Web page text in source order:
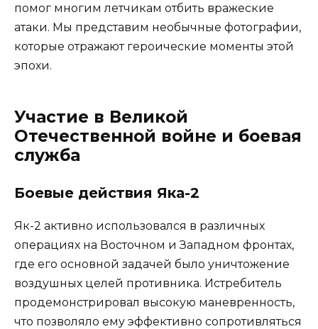
помог многим летчикам отбить вражеские
атаки. Мы представим необычные фотографии,
которые отражают героические моменты этой
эпохи.
Участие в Великой
Отечественной войне и боевая
служба
Боевые действия Яка-2
Як-2 активно использовался в различных
операциях на Восточном и Западном фронтах,
где его основной задачей было уничтожение
воздушных целей противника. Истребитель
продемонстрировал высокую маневренность,
что позволяло ему эффективно сопротивляться